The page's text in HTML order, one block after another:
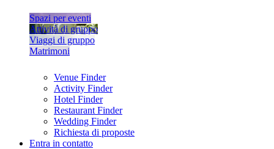
Spazi per eventi
Attività di gruppo
Viaggi di gruppo
Matrimoni
Venue Finder
Activity Finder
Hotel Finder
Restaurant Finder
Wedding Finder
Richiesta di proposte
Entra in contatto